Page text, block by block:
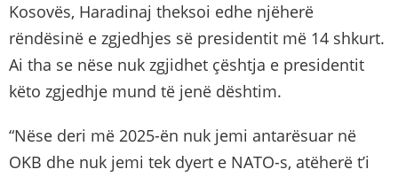
Kosovës, Haradinaj theksoi edhe njëherë
rëndësinë e zgjedhjes së presidentit më 14 shkurt.
Ai tha se nëse nuk zgjidhet çështja e presidentit
këto zgjedhje mund të jenë dështim.
“Nëse deri më 2025-ën nuk jemi antarësuar në
OKB dhe nuk jemi tek dyert e NATO-s, atëherë t’i